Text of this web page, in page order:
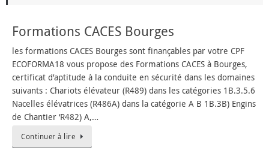
Formations CACES Bourges
les formations CACES Bourges sont finançables par votre CPF
ECOFORMA18 vous propose des Formations CACES à Bourges,
certificat d’aptitude à la conduite en sécurité dans les domaines
suivants : Chariots élévateur (R489) dans les catégories 1B.3.5.6
Nacelles élévatrices (R486A) dans la catégorie A B 1B.3B) Engins
de Chantier ‘R482) A,…
Continuer à lire